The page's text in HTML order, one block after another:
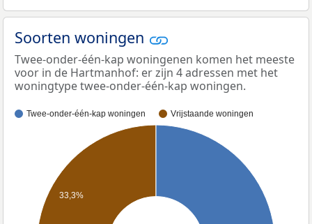
Soorten woningen
Twee-onder-één-kap woningenen komen het meeste
voor in de Hartmanhof: er zijn 4 adressen met het
woningtype twee-onder-één-kap woningen.
Twee-onder-één-kap woningen Vrijstaande woningen
33,3%